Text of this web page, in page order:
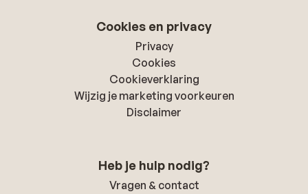
Cookies en privacy
Privacy
Cookies
Cookieverklaring
Wijzig je marketing voorkeuren
Disclaimer
Heb je hulp nodig?
Vragen & contact